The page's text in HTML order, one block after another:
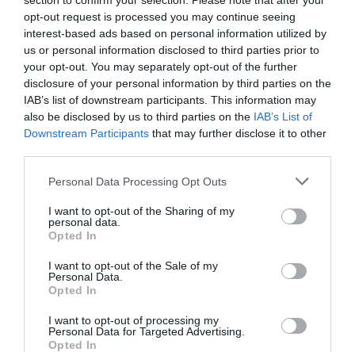
opt-out request is processed you may continue seeing
interest-based ads based on personal information utilized by
us or personal information disclosed to third parties prior to
your opt-out. You may separately opt-out of the further
disclosure of your personal information by third parties on the
IAB’s list of downstream participants. This information may
also be disclosed by us to third parties on the IAB’s List of
Downstream Participants that may further disclose it to other
Personal Data Processing Opt Outs
I want to opt-out of the Sharing of my
personal data.
Opted In
I want to opt-out of the Sale of my
Personal Data.
Opted In
I want to opt-out of processing my
Personal Data for Targeted Advertising.
Opted In
pure in Parlamento
Articolo seguente
Mattarella: “Migranti minorenni e soli
interrogano nostre coscienze”
TI POTREBBERO INTERESSARE